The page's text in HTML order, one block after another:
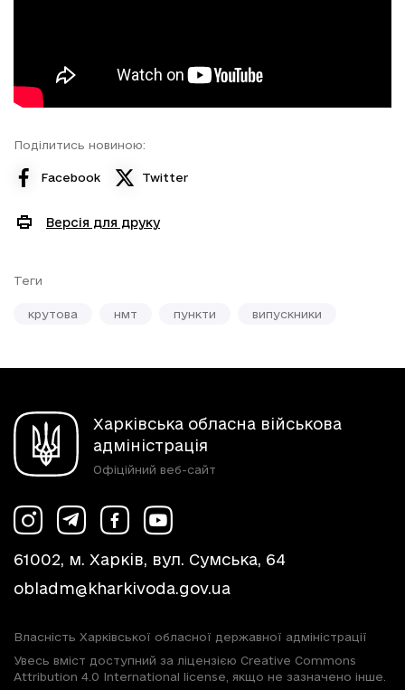
Поділитись новиною:
Facebook Twitter
Версія для друку
Теги
крутова нмт пункти випускники
Харківська обласна військова
адміністрація
Офіційний веб-сайт
61002, м. Харків, вул. Сумська, 64
obladm@kharkivoda.gov.ua
Власність Харківської обласної державної адміністрації
Увесь вміст доступний за ліцензією Creative Commons
Attribution 4.0 International license, якщо не зазначено інше.